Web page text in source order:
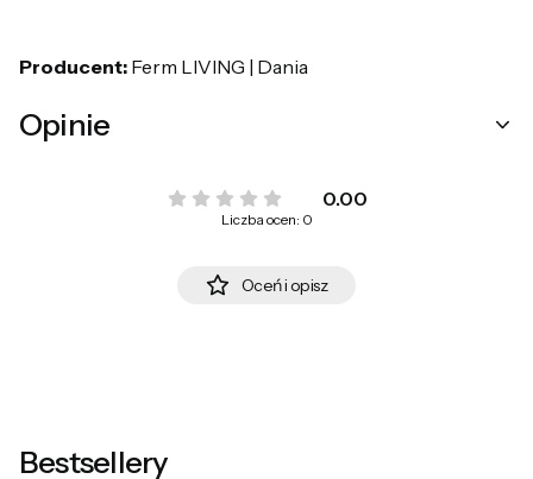
Producent: Ferm LIVING | Dania
Opinie
0.00
Liczba ocen: 0
Oceń i opisz
Bestsellery